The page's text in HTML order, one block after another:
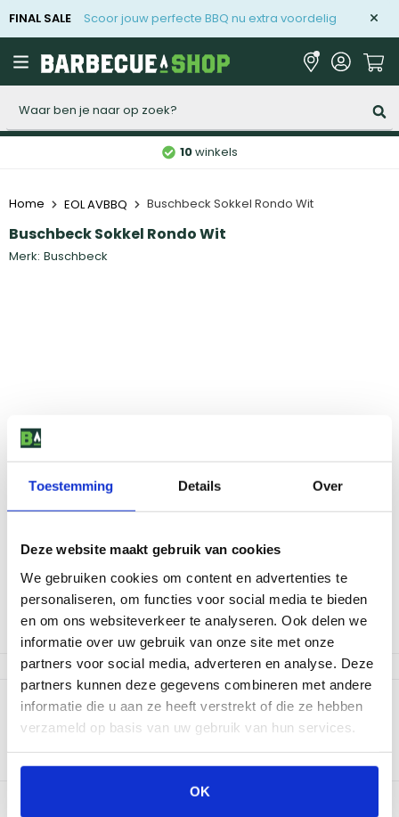
Toestemming Details Over
Deze website maakt gebruik van cookies
We gebruiken cookies om content en advertenties te
personaliseren, om functies voor social media te bieden
en om ons websiteverkeer te analyseren. Ook delen we
informatie over uw gebruik van onze site met onze
partners voor social media, adverteren en analyse. Deze
partners kunnen deze gegevens combineren met andere
informatie die u aan ze heeft verstrekt of die ze hebben
verzameld op basis van uw gebruik van hun services.
OK
FINAL SALE Scoor jouw perfecte BBQ nu extra voordelig
10winkels
Home EOL AVBBQ Buschbeck Sokkel Rondo Wit
Buschbeck Sokkel Rondo Wit
Merk: Buschbeck
Buschbeck Sokkel Rondo Wit
117,-
Productomschrijving
Breng een Buschbeck barbecue of tuinhaard een stuk omhoog
met deze sokkel. De normale sokkel heeft een afmeting van
20x109x67cm (hxbxd) en weegt zo'n 80 kg.